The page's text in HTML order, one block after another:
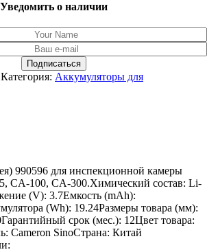
Уведомить о наличии
Категория: Аккумуляторы для
990596 для инспекционной камеры
CA-100, CA-300.Химический состав: Li-
(V): 3.7Емкость (mAh):
(Wh): 19.24Размеры товара (мм):
срок (мес.): 12Цвет товара:
Cameron SinoСтрана: Китай